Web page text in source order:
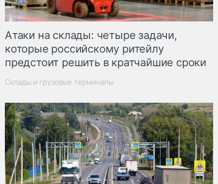
Атаки на склады: четыре задачи,
которые российскому ритейлу
предстоит решить в кратчайшие сроки
Склады и грузовые терминалы